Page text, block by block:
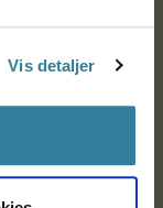
Vis detaljer